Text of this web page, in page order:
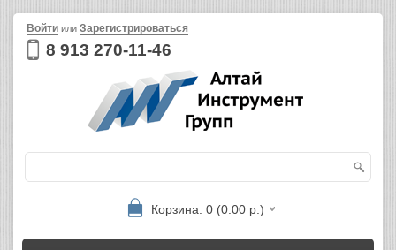
8 913 270-11-46
Войти или Зарегистрироваться
Корзина: 0 (0.00 р.)